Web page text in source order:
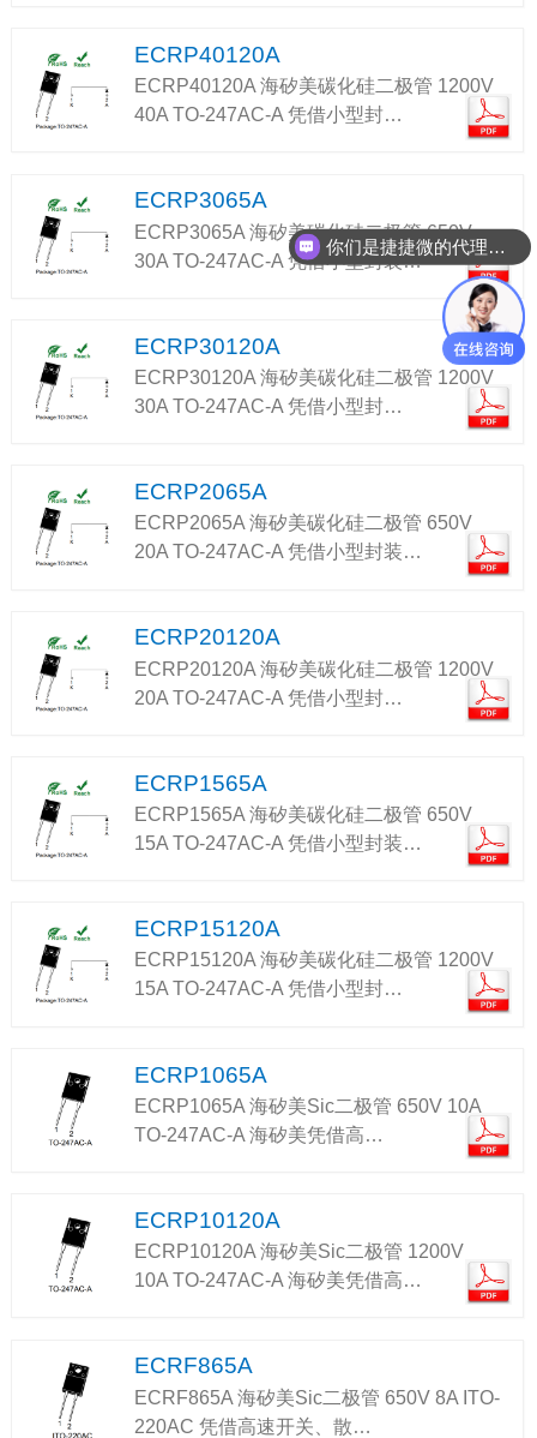
ECRP40120A
ECRP40120A 海矽美碳化硅二极管 1200V
40A TO-247AC-A 凭借小型封…
ECRP3065A
ECRP3065A 海矽美碳化硅二极管 650V
30A TO-247AC-A 凭借小型封装…
ECRP30120A
ECRP30120A 海矽美碳化硅二极管 1200V
30A TO-247AC-A 凭借小型封…
ECRP2065A
ECRP2065A 海矽美碳化硅二极管 650V
20A TO-247AC-A 凭借小型封装…
ECRP20120A
ECRP20120A 海矽美碳化硅二极管 1200V
20A TO-247AC-A 凭借小型封…
ECRP1565A
ECRP1565A 海矽美碳化硅二极管 650V
15A TO-247AC-A 凭借小型封装…
ECRP15120A
ECRP15120A 海矽美碳化硅二极管 1200V
15A TO-247AC-A 凭借小型封…
ECRP1065A
ECRP1065A 海矽美Sic二极管 650V 10A
TO-247AC-A 海矽美凭借高…
ECRP10120A
ECRP10120A 海矽美Sic二极管 1200V
10A TO-247AC-A 海矽美凭借高…
ECRF865A
ECRF865A 海矽美Sic二极管 650V 8A ITO-
220AC 凭借高速开关、散…
你们是捷捷微的代理吗？